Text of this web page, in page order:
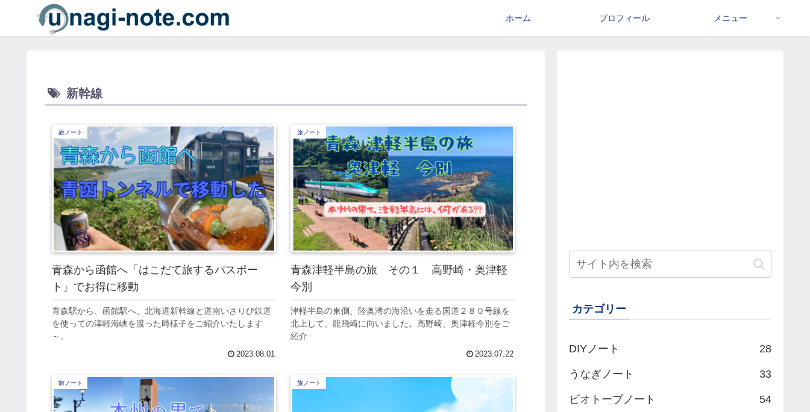
ホーム プロフィール メニュー
新幹線
旅ノート
青森から函館へ「はこだて旅するパスポー
ト」でお得に移動
青森駅から、函館駅へ、北海道新幹線と道南いさりび鉄道
を使っての津軽海峡を渡った時様子をご紹介いたします
～。
2023.08.01
旅ノート
青森津軽半島の旅 その１ 高野崎・奥津軽
今別
津軽半島の東側、陸奥湾の海沿いを走る国道２８０号線を
北上して、龍飛崎に向いました。高野崎、奥津軽今別をご
紹介
2023.07.22
旅ノート 旅ノート
カテゴリー
DIYノート 28
うなぎノート 33
ビオトープノート 54